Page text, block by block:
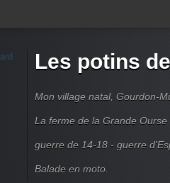
Les potins
Mon village natal, Gourdon-
La ferme de la Grande
guerre de 14-18 - guerre
Balade en moto.